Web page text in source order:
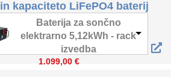
kapaciteto LiFePO4 baterij
Baterija za sončno
elektrarno 5,12kWh - rack
izvedba
1.099,00 €